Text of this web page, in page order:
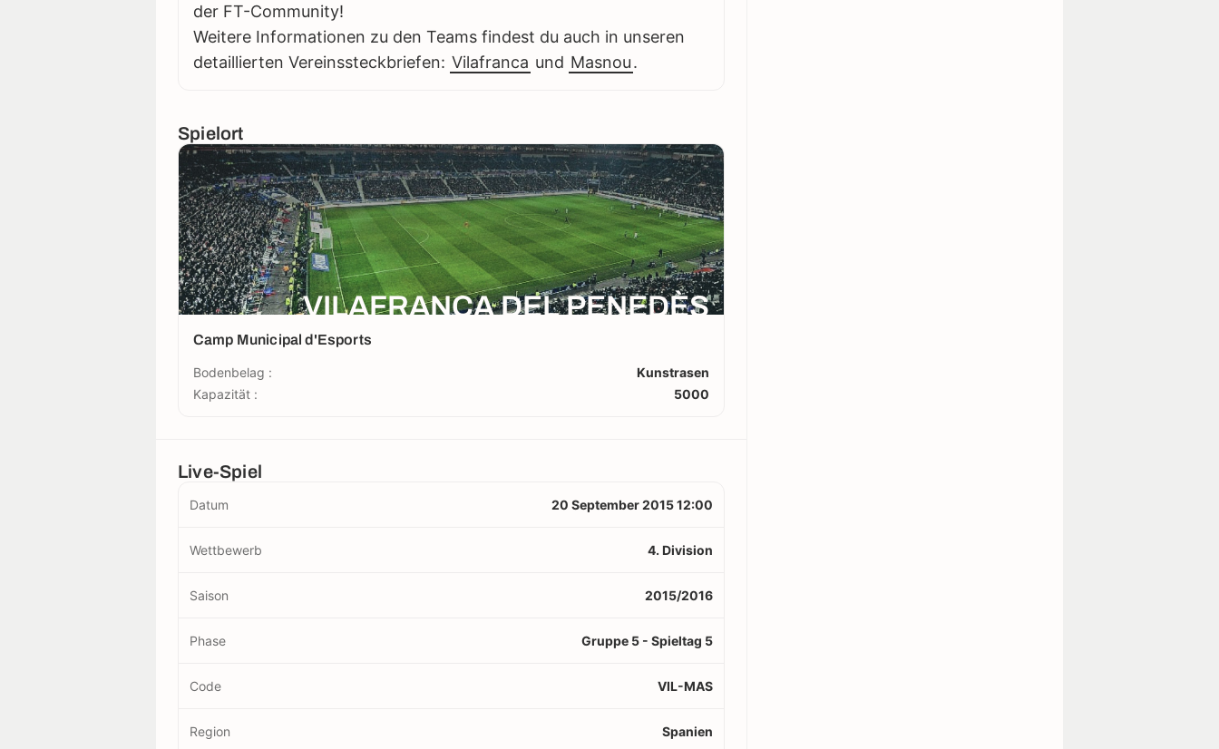
der FT-Community!
Weitere Informationen zu den Teams findest du auch in unseren
detaillierten Vereinssteckbriefen: Vilafranca und Masnou.
Spielort
VILAFRANCA DEL PENEDÈS
Camp Municipal d'Esports
Bodenbelag :
Kunstrasen
Kapazität :
5000
Live-Spiel
Datum 20 September 2015 12:00
Wettbewerb 4. Division
Saison 2015/2016
Phase Gruppe 5 - Spieltag 5
Code VIL-MAS
Region Spanien